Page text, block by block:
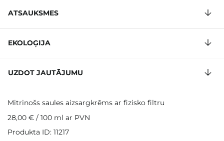
ATSAUKSMES
EKOLOĢIJA
UZDOT JAUTĀJUMU
Mitrinošs saules aizsargkrēms ar fizisko filtru
28,00 € / 100 ml ar PVN
Produkta ID: 11217